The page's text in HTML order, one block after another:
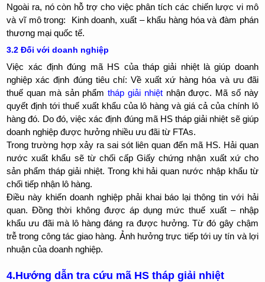
Ngoài ra, nó còn hỗ trợ cho việc phân tích các chiến lược vi mô
và vĩ mô trong: Kinh doanh, xuất – khẩu hàng hóa và đàm phán
thương mại quốc tế.
3.2 Đối với doanh nghiệp
Việc xác định đúng mã HS của tháp giải nhiệt là giúp doanh
nghiệp xác định đúng tiêu chí: Về xuất xứ hàng hóa và ưu đãi
thuế quan mà sản phẩmtháp giải nhiệtnhận được. Mã số này
quyết định tới thuế xuất khẩu của lô hàng và giá cả của chính lô
hàng đó. Do đó, việc xác định đúng mã HS tháp giải nhiệt sẽ giúp
doanh nghiệp được hưởng nhiều ưu đãi từ FTAs.
Trong trường hợp xảy ra sai sót liên quan đến mã HS. Hải quan
nước xuất khẩu sẽ từ chối cấp Giấy chứng nhận xuất xứ cho
sản phẩm tháp giải nhiệt. Trong khi hải quan nước nhập khẩu từ
chối tiếp nhận lô hàng.
Điều này khiến doanh nghiệp phải khai báo lại thông tin với hải
quan. Đồng thời không được áp dụng mức thuế xuất – nhập
khẩu ưu đãi mà lô hàng đáng ra được hưởng. Từ đó gây chậm
trễ trong công tác giao hàng. Ảnh hưởng trực tiếp tới uy tín và lợi
nhuận của doanh nghiệp.
4.Hướng dẫn tra cứu mã HS tháp giải nhiệt